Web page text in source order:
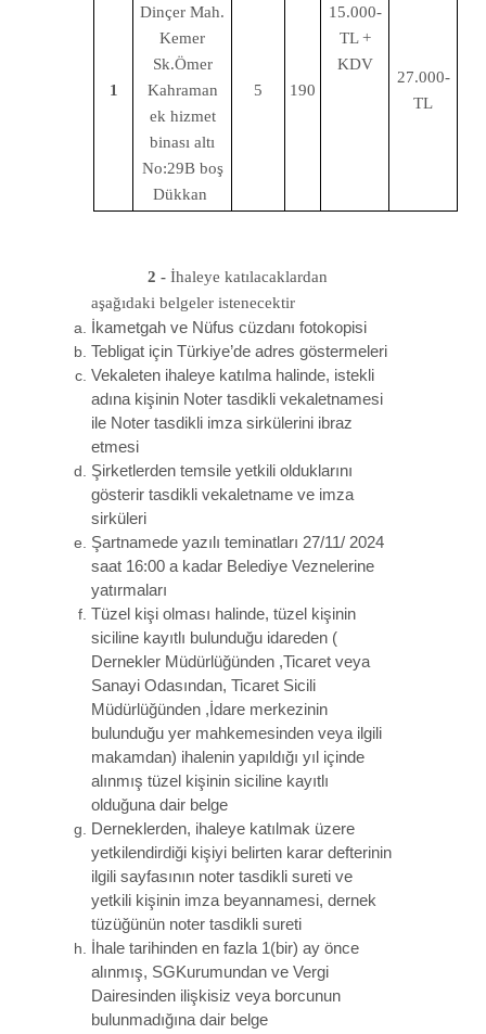
1
Dinçer Mah.
Kemer
Sk.Ömer
Kahraman
ek hizmet
binası altı
No:29B boş
Dükkan
5 190
15.000-
TL +
KDV
27.000-
TL
2 - İhaleye katılacaklardan
aşağıdaki belgeler istenecektir
İkametgah ve Nüfus cüzdanı fotokopisi
Tebligat için Türkiye’de adres göstermeleri
Vekaleten ihaleye katılma halinde, istekli
adına kişinin Noter tasdikli vekaletnamesi
ile Noter tasdikli imza sirkülerini ibraz
etmesi
Şirketlerden temsile yetkili olduklarını
gösterir tasdikli vekaletname ve imza
sirküleri
Şartnamede yazılı teminatları 27/11/ 2024
saat 16:00 a kadar Belediye Veznelerine
yatırmaları
Tüzel kişi olması halinde, tüzel kişinin
siciline kayıtlı bulunduğu idareden (
Dernekler Müdürlüğünden ,Ticaret veya
Sanayi Odasından, Ticaret Sicili
Müdürlüğünden ,İdare merkezinin
bulunduğu yer mahkemesinden veya ilgili
makamdan) ihalenin yapıldığı yıl içinde
alınmış tüzel kişinin siciline kayıtlı
olduğuna dair belge
Derneklerden, ihaleye katılmak üzere
yetkilendirdiği kişiyi belirten karar defterinin
ilgili sayfasının noter tasdikli sureti ve
yetkili kişinin imza beyannamesi, dernek
tüzüğünün noter tasdikli sureti
İhale tarihinden en fazla 1(bir) ay önce
alınmış, SGKurumundan ve Vergi
Dairesinden ilişkisiz veya borcunun
bulunmadığına dair belge